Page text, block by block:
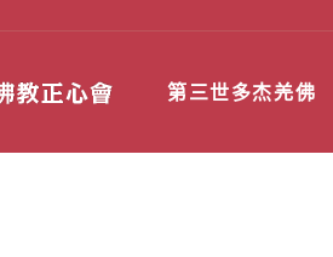
第三世多杰羌佛